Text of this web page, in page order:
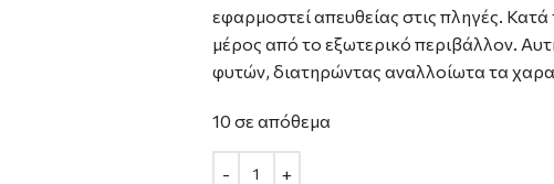
εφαρμοστεί απευθείας στις πληγές.
μέρος από το εξωτερικό περιβάλλον.
φυτών, διατηρώντας αναλλοίωτα τα
10 σε απόθεμα